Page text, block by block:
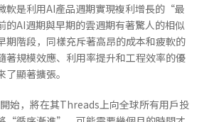
軟是利用AI產品週期實現複利增長的“最
AI週期與早期的雲週期有著驚人的相似
期階段，同樣充斥著高昂的成本和疲軟的
著規模效應、利用率提升和工程效率的優
顯著擴張。
始，將在其Threads上向全球所有用戶投